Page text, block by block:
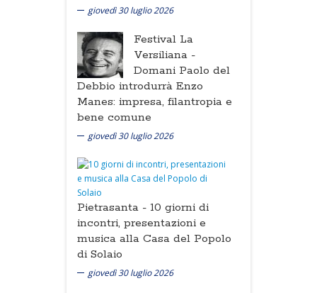
giovedì 30 luglio 2026
Festival La
Versiliana -
Domani Paolo del
Debbio introdurrà Enzo
Manes: impresa, filantropia e
bene comune
giovedì 30 luglio 2026
Pietrasanta - 10 giorni di
incontri, presentazioni e
musica alla Casa del Popolo
di Solaio
giovedì 30 luglio 2026